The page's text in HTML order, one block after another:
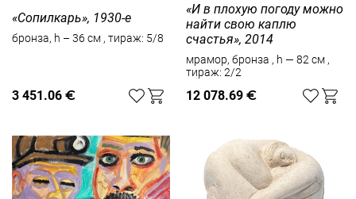
«Сопилкарь», 1930-е
бронза, h – 36 см , тираж: 5/8
3 451.06 €
«И в плохую погоду можно
найти свою каплю
счастья», 2014
мрамор, бронза , h — 82 см ,
тираж: 2/2
12 078.69 €